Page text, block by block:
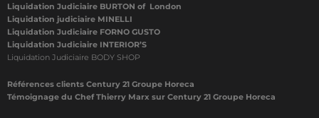
Liquidation Judiciaire BURTON of London
Liquidation judiciaire MINELLI
Liquidation Judiciaire FORNO GUSTO
Liquidation Judiciaire INTERIOR’S
Liquidation Judiciaire BODY SHOP
Références clients Century 21 Groupe Horeca
Témoignage du Chef Thierry Marx sur Century 21 Groupe Horeca